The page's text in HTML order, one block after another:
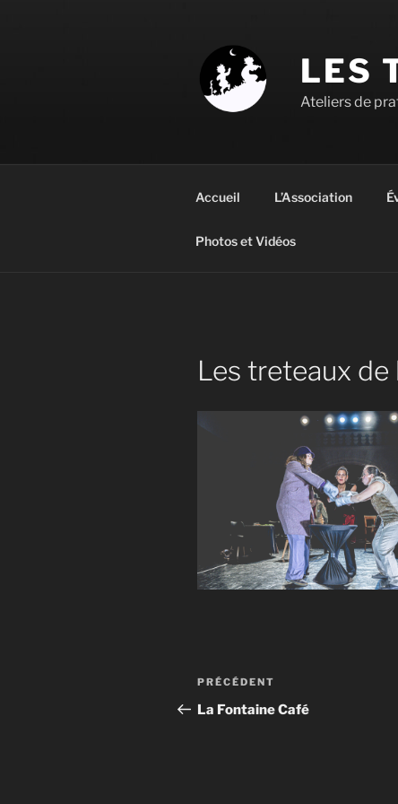
LES
Ateliers de
Accueil L’Association
Photos et Vidéos
Les treteaux de
Navigation
de
Article
précédent
PRÉCÉDENT
La Fontaine Café